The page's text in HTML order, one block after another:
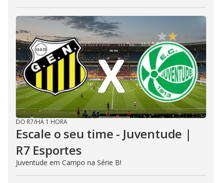
DO R7/HÁ 1 HORA
Escale o seu time - Juventude |
R7 Esportes
Juventude em Campo na Série B!